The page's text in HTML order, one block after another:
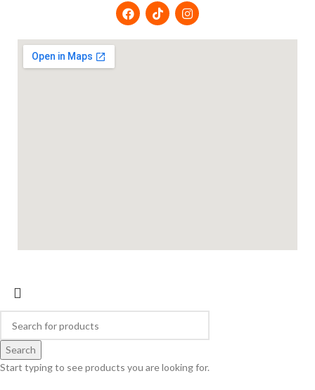
Search
Start typing to see products you are looking for.